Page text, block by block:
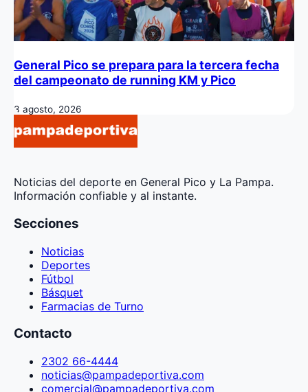
General Pico se prepara para la tercera fecha
del campeonato de running KM y Pico
3 agosto, 2026
Noticias del deporte en General Pico y La Pampa.
Información confiable y al instante.
Secciones
Noticias
Deportes
Fútbol
Básquet
Farmacias de Turno
Contacto
2302 66-4444
noticias@pampadeportiva.com
comercial@pampadeportiva.com